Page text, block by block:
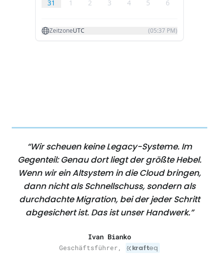
“Wir scheuen keine Legacy-Systeme. Im
Gegenteil: Genau dort liegt der größte Hebel.
Wenn wir ein Altsystem in die Cloud bringen,
dann nicht als Schnellschuss, sondern als
durchdachte Migration, bei der jeder Schritt
abgesichert ist. Das ist unser Handwerk.”
Ivan Bianko
Geschäftsführer, krafteq